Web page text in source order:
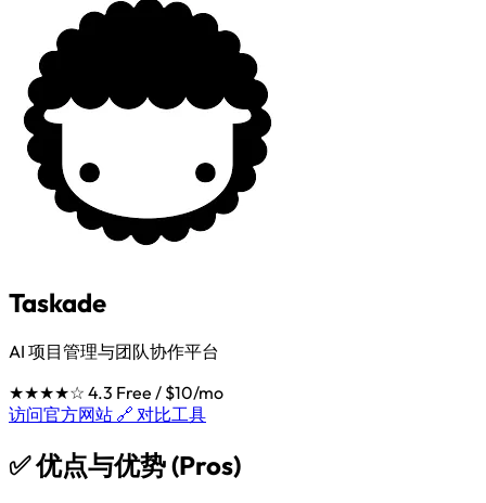
Taskade
AI 项目管理与团队协作平台
★★★★☆ 4.3 Free / $10/mo
访问官方网站 🔗 对比工具
✅优点与优势 (Pros)